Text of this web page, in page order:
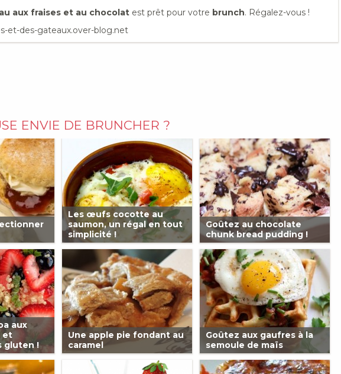
aux fraises et au chocolat est prêt pour votre brunch. Régalez-vous !
et-des-gateaux.over-blog.net
ENVIE DE BRUNCHER ?
Les œufs cocotte au
saumon, un régal en tout
simplicité !
Goûtez au chocolate
chunk bread pudding !
aux
et
gluten !
Une apple pie fondant au
caramel
Goûtez aux gaufres à la
semoule de maïs